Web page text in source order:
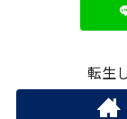
転生